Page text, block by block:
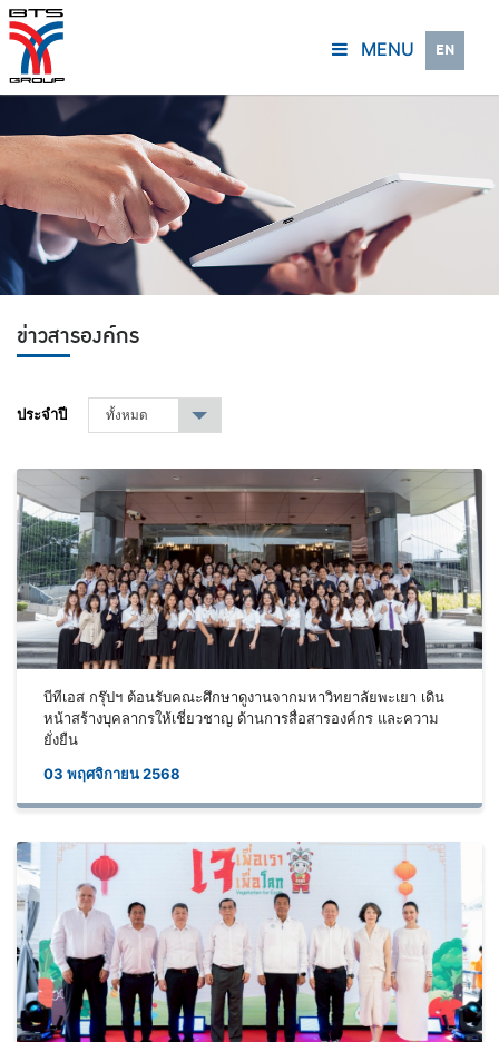
MENU EN
ข่าวสารองค์กร
ประจำปี ทั้งหมด ▾
บีทีเอส กรุ๊ปฯ ต้อนรับคณะศึกษาดูงานจากมหาวิทยาลัยพะเยา เดิน
หน้าสร้างบุคลากรให้เชี่ยวชาญ ด้านการสื่อสารองค์กร และความ
ยั่งยืน
03 พฤศจิกายน 2568